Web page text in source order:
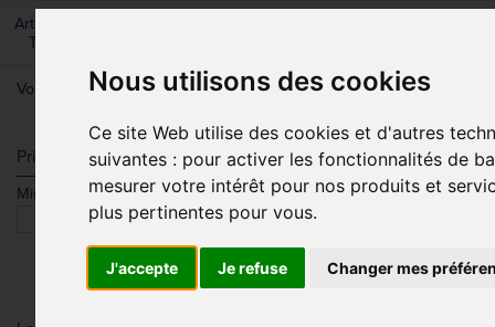
Nous utilisons des cookies
Ce site Web utilise des cookies et d'autres
suivantes : pour activer les fonctionnalités de
mesurer votre intérêt pour nos produits et
plus pertinentes pour vous.
J'accepte Je refuse Changer mes
Art De La
Table
Vous êtes ici:Accueil > Matériel électrique et de cuisson >
Prix
Min. Max.